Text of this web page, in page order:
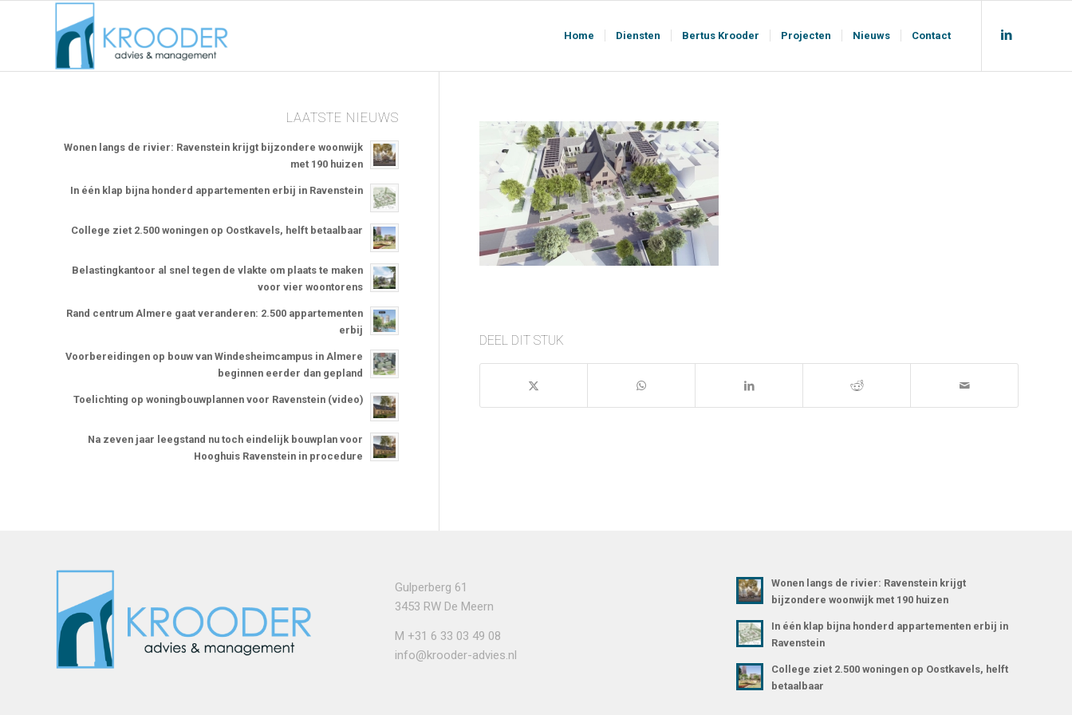
Home Diensten Bertus Krooder Projecten Nieuws Contact
DEEL DIT STUK
LAATSTE NIEUWS
Wonen langs de rivier: Ravenstein krijgt bijzondere woonwijk
met 190 huizen
In één klap bijna honderd appartementen erbij in Ravenstein
College ziet 2.500 woningen op Oostkavels, helft betaalbaar
Belastingkantoor al snel tegen de vlakte om plaats te maken
voor vier woontorens
Rand centrum Almere gaat veranderen: 2.500 appartementen
erbij
Voorbereidingen op bouw van Windesheimcampus in Almere
beginnen eerder dan gepland
Toelichting op woningbouwplannen voor Ravenstein (video)
Na zeven jaar leegstand nu toch eindelijk bouwplan voor
Hooghuis Ravenstein in procedure
Gulperberg 61
3453 RW De Meern
M +31 6 33 03 49 08
info@krooder-advies.nl
Wonen langs de rivier: Ravenstein krijgt
bijzondere woonwijk met 190 huizen
In één klap bijna honderd appartementen erbij in
Ravenstein
College ziet 2.500 woningen op Oostkavels, helft
betaalbaar